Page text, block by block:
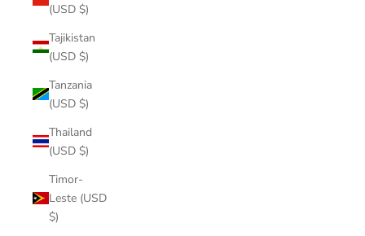
(USD $)
Tajikistan
(USD $)
Tanzania
(USD $)
Thailand
(USD $)
Timor-
Leste (USD
$)